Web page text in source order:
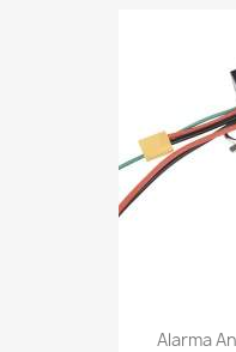
Alarma